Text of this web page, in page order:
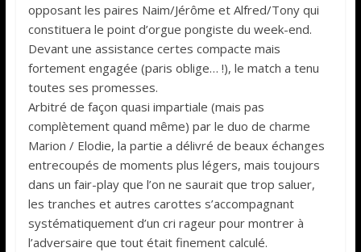
opposant les paires Naim/Jérôme et Alfred/Tony qui
constituera le point d’orgue pongiste du week-end.
Devant une assistance certes compacte mais
fortement engagée (paris oblige… !), le match a tenu
toutes ses promesses.
Arbitré de façon quasi impartiale (mais pas
complètement quand même) par le duo de charme
Marion / Elodie, la partie a délivré de beaux échanges
entrecoupés de moments plus légers, mais toujours
dans un fair-play que l’on ne saurait que trop saluer,
les tranches et autres carottes s’accompagnant
systématiquement d’un cri rageur pour montrer à
l’adversaire que tout était finement calculé.